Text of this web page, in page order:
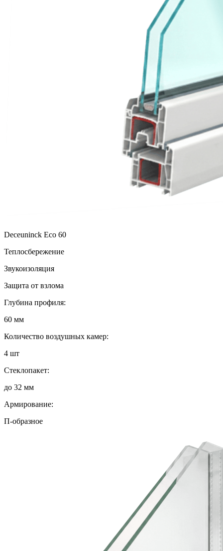
Deceuninck Eco 60
Теплосбережение
Звукоизоляция
Защита от взлома
Глубина профиля:
60 мм
Количество воздушных камер:
4 шт
Стеклопакет:
до 32 мм
Армирование:
П-образное